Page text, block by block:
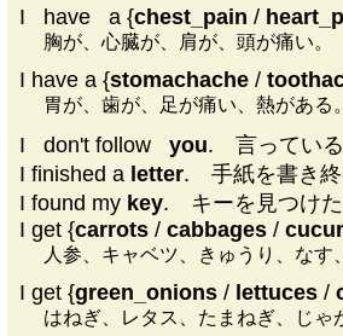
I have a {chest_pain /
胸が、心臓が、肩が、頭が痛い。
I have a {stomachache /
胃が、歯が、足が痛い、熱がある。
I don't follow you. 言っている
I finished a letter. 手紙を書き終
I found my key. キーを見つけた
I get {carrots / cabbages /
人参、キャベツ、きゅうり、な
I get {green_onions / lettuces /
はねぎ、レタス、たまねぎ、じ